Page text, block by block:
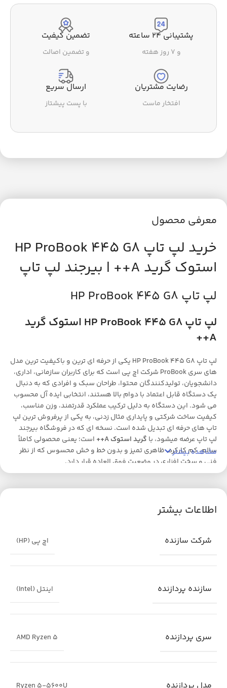
پشتیبانی ۲۴ ساعته
و ۷ روز هفته
تضمین کیفیت
و تضمین اصالت
رضایت مشتریان
افتخار ماست
ارسال سریع
با پست پیشتاز
معرفی محصول
خرید لپ تاپ HP ProBook 445 G8
استوک گرید A++ | بیرجند لپ تاپ
لپ تاپ HP ProBook 445 G8
لپ تاپ HP ProBook 445 G8 استوک گرید
A++
لپ تاپ HP ProBook 445 G8 یکی از حرفه ای ترین و باکیفیت ترین مدل
های سری ProBook شرکت اچ پی است که برای کاربران سازمانی، اداری،
دانشجویان، تولیدکنندگان محتوا، طراحان سبک و افرادی که به دنبال
یک دستگاه قابل اعتماد با دوام بالا هستند، انتخابی ایده آل محسوب
می شود. این دستگاه به دلیل ترکیب عملکرد قدرتمند، وزن مناسب،
کیفیت ساخت شرکتی و پایداری مثال زدنی، به یکی از پرفروش ترین لپ
تاپ های حرفه ای تبدیل شده است. نسخه ای که در فروشگاه بیرجند
لپ تاپ عرضه میشود، با گرید استوک A++
است؛ یعنی محصولی کاملاً
سالم، کم کارکرد، ظاهری تمیز و بدون خط و خش محسوس که از نظر
فنی و سخت افزاری در وضعیت فوق العاده قرار دارد.
مشاهده بیشتر
اطلاعات بیشتر
شرکت سازنده اچ پی (HP)
سازنده پردازنده اینتل (Intel)
سری پردازنده AMD Ryzen 5